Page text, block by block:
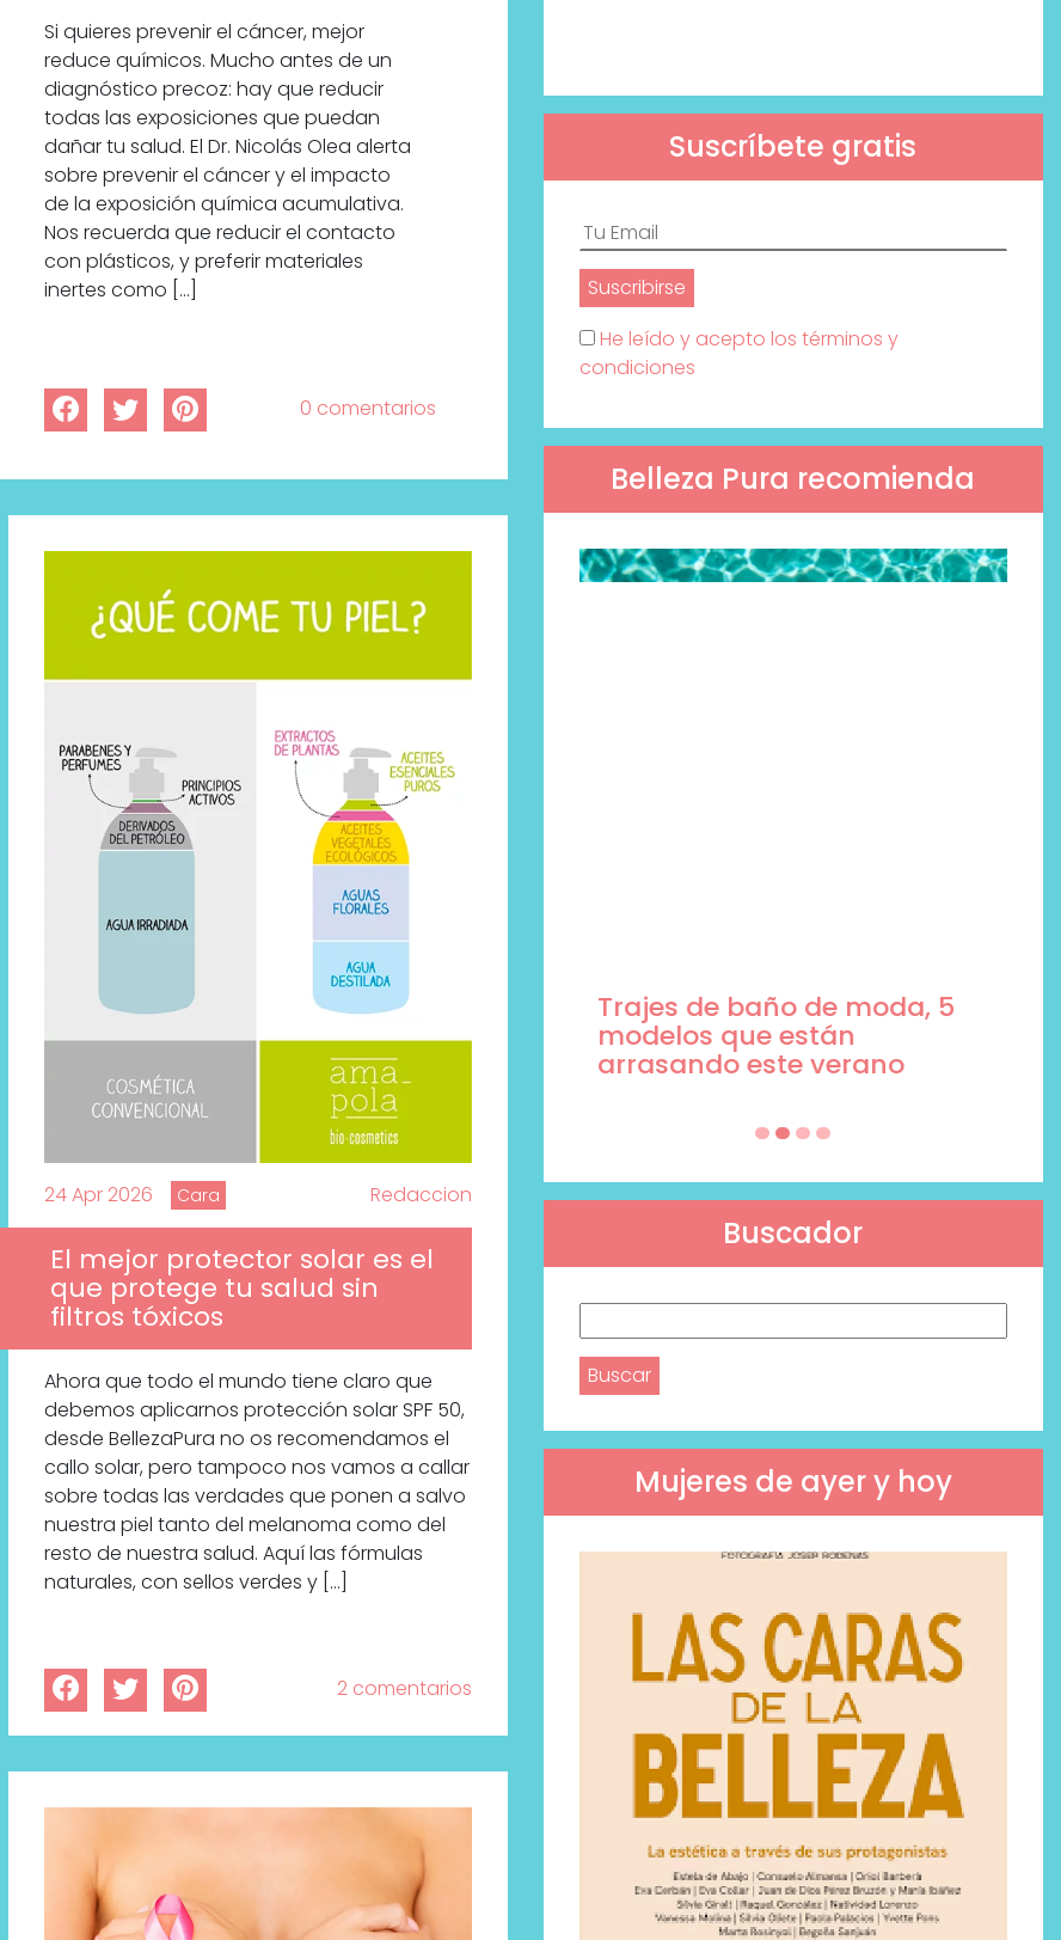
Si quieres prevenir el cáncer, mejor
reduce químicos. Mucho antes de un
diagnóstico precoz: hay que reducir
todas las exposiciones que puedan
dañar tu salud. El Dr. Nicolás Olea alerta
sobre prevenir el cáncer y el impacto
de la exposición química acumulativa.
Nos recuerda que reducir el contacto
con plásticos, y preferir materiales
inertes como […]
0 comentarios
24 Apr 2026 Cara Redaccion
El mejor protector solar es el
que protege tu salud sin
filtros tóxicos
Ahora que todo el mundo tiene claro que
debemos aplicarnos protección solar SPF 50,
desde BellezaPura no os recomendamos el
callo solar, pero tampoco nos vamos a callar
sobre todas las verdades que ponen a salvo
nuestra piel tanto del melanoma como del
resto de nuestra salud. Aquí las fórmulas
naturales, con sellos verdes y […]
2 comentarios
Suscríbete gratis
He leído y acepto los términos y
condiciones
Belleza Pura recomienda
Por qué los bálsamos de CBD
tópico se han convertido en
uno de los productos de
bienestar más buscados
Trajes de baño de moda, 5
modelos que están
arrasando este verano
Buscador
Mujeres de ayer y hoy